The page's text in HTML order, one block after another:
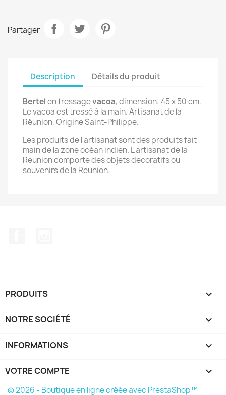
Partager
Description Détails du produit
Bertelen tressagevacoa, dimension: 45 x 50 cm.
Le vacoa est tressé à la main. Artisanat de la
Réunion, Origine Saint-Philippe.
Les produits de l'artisanat sont des produits fait
main de la zone océan indien. L artisanat de la
Reunion comporte des objets decoratifs ou
souvenirs de la Reunion.
PRODUITS 
NOTRE SOCIÉTÉ 
INFORMATIONS keyboard_arrow_down
VOTRE COMPTE 
© 2026 - Boutique en ligne créée avec PrestaShop™